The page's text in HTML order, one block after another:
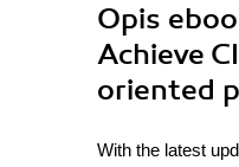
Opis
Achieve
oriented
With the latest